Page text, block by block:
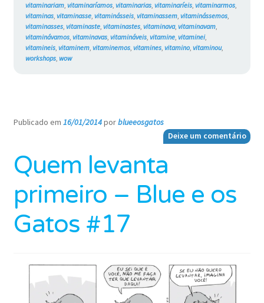
vitaminariam, vitaminaríamos, vitaminarias, vitaminaríeis, vitaminarmos,
vitaminas, vitaminasse, vitaminásseis, vitaminassem, vitaminássemos,
vitaminasses, vitaminaste, vitaminastes, vitaminava, vitaminavam,
vitaminávamos, vitaminavas, vitamináveis, vitamine, vitaminei,
vitamineis, vitaminem, vitaminemos, vitamines, vitamino, vitaminou,
workshops, wow
Publicado em 16/01/2014porblueeosgatos
Deixe um comentário
Quem levanta
primeiro – Blue e os
Gatos #17